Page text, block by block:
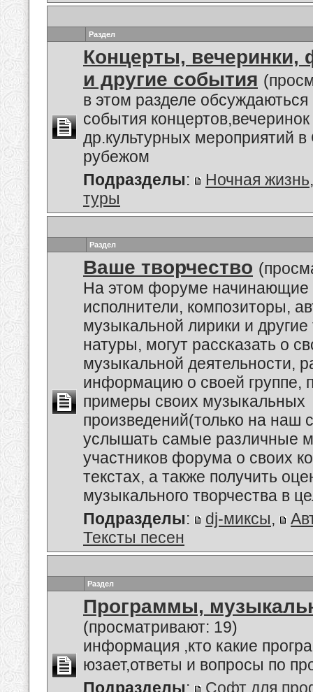
Раздел
Концерты, вечеринки,
и другие события
в этом разделе
события
др.культурных мероприятий
рубежом
Подразделы: Ночная жизнь
туры
Раздел
Ваше творчество
На этом форуме начинающие
исполнители, композиторы,
музыкальной лирики и другие
натуры, могут рассказать о
музыкальной деятельности,
информацию о своей группе,
примеры своих музыкальных
произведений(только на наш
услышать самые различные
участников форума о своих
текстах, а также получить
музыкального творчества в
Подразделы: dj-миксы,
Тексты песен
Раздел
Программы,
(просматривают: 19)
информация ,кто какие
юзает,ответы и вопросы по
Подразделы: Софт для